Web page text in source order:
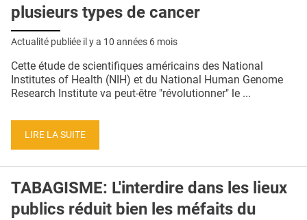
plusieurs types de cancer
Actualité publiée il y a 10 années 6 mois
Cette étude de scientifiques américains des National
Institutes of Health (NIH) et du National Human Genome
Research Institute va peut-être "révolutionner" le ...
LIRE LA SUITE
TABAGISME: L'interdire dans les lieux
publics réduit bien les méfaits du